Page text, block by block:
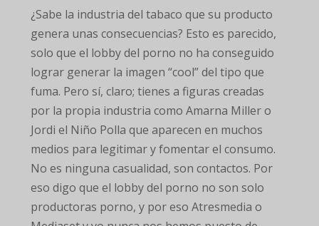
¿Sabe la industria del tabaco que su producto
genera unas consecuencias? Esto es parecido,
solo que el lobby del porno no ha conseguido
lograr generar la imagen “cool” del tipo que
fuma. Pero sí, claro; tienes a figuras creadas
por la propia industria como Amarna Miller o
Jordi el Niño Polla que aparecen en muchos
medios para legitimar y fomentar el consumo.
No es ninguna casualidad, son contactos. Por
eso digo que el lobby del porno no son solo
productoras porno, y por eso Atresmedia o